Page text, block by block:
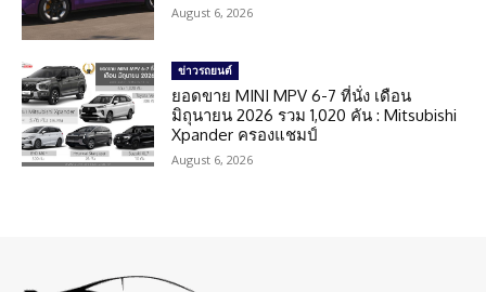
August 6, 2026
ข่าวรถยนต์
ยอดขาย MINI MPV 6-7 ที่นั่ง เดือน
มิถุนายน 2026 รวม 1,020 คัน : Mitsubishi
Xpander ครองแชมป์
August 6, 2026